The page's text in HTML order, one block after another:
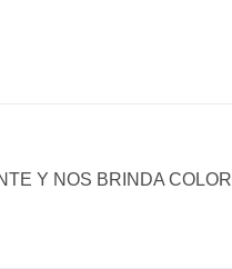
Y NOS BRINDA